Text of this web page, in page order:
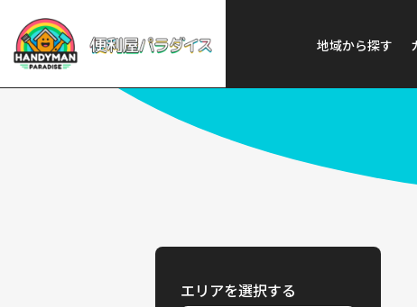
地域から探す
エリアを選択する